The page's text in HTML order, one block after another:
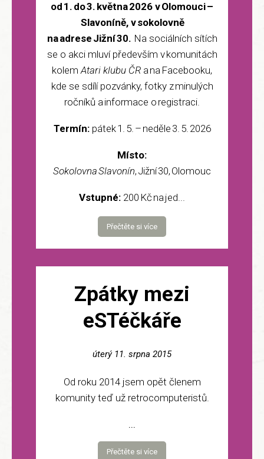
od 1. do 3. května 2026 v Olomouci –
Slavoníně, v sokolovně
na adrese Jižní 30. Na sociálních sítích
se o akci mluví především v komunitách
kolemAtari klubu ČR a na Facebooku,
kde se sdílí pozvánky, fotky z minulých
ročníků a informace o registraci.
Termín:pátek 1. 5. – neděle 3. 5. 2026
Místo:
Sokolovna Slavonín, Jižní 30, Olomouc
Vstupné: 200 Kč na jed...
Přečtěte si více
Zpátky mezi
eSTéčkáře
úterý 11. srpna 2015
Od roku 2014 jsem opět členem
komunity teď už retrocomputeristů.
...
Přečtěte si více